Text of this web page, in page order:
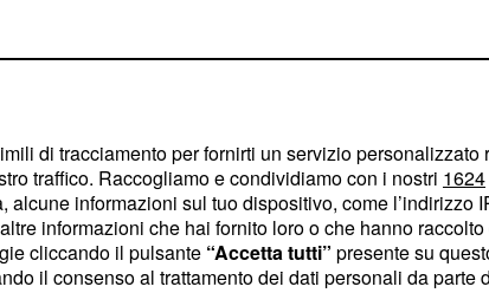
alla Nannini, la quale
fare pubblicamente
di tracciamento per fornirti un servizio personalizzato
traffico. Raccogliamo e condividiamo con i nostri 1624
informazioni sul tuo dispositivo, come l’indirizzo
informazioni che hai fornito loro o che hanno
cliccando il pulsante “Accetta tutti” presente su
il consenso al trattamento dei dati personali da parte